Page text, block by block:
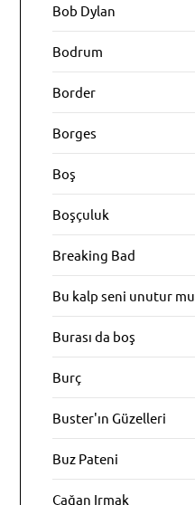
Bob Dylan
Bodrum
Border
Borges
Boş
Boşçuluk
Breaking Bad
Bu kalp seni unutur mu
Burası da boş
Burç
Buster'ın Güzelleri
Buz Pateni
Çağan Irmak